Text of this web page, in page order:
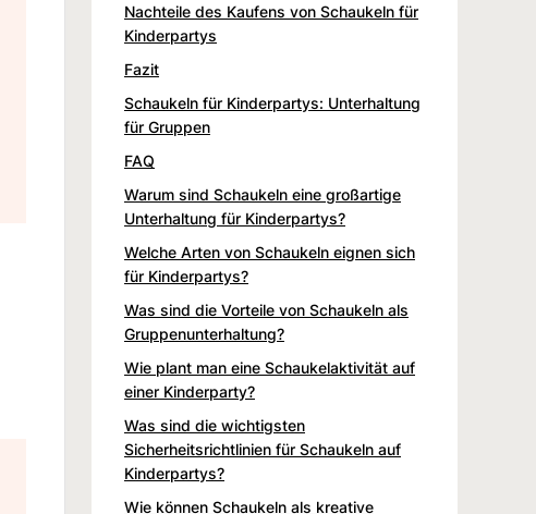
Nachteile des Kaufens von Schaukeln für
Kinderpartys
Fazit
Schaukeln für Kinderpartys: Unterhaltung
für Gruppen
FAQ
Warum sind Schaukeln eine großartige
Unterhaltung für Kinderpartys?
Welche Arten von Schaukeln eignen sich
für Kinderpartys?
Was sind die Vorteile von Schaukeln als
Gruppenunterhaltung?
Wie plant man eine Schaukelaktivität auf
einer Kinderparty?
Was sind die wichtigsten
Sicherheitsrichtlinien für Schaukeln auf
Kinderpartys?
Wie können Schaukeln als kreative